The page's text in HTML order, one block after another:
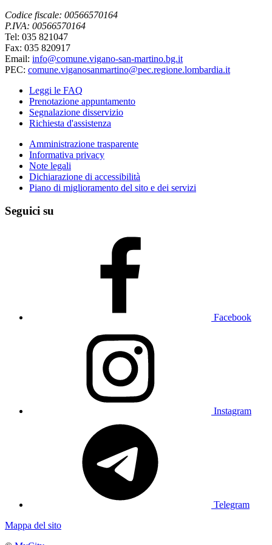
Codice fiscale: 00566570164
P.IVA: 00566570164
Tel: 035 821047
Fax: 035 820917
Email: info@comune.vigano-san-martino.bg.it
PEC: comune.viganosanmartino@pec.regione.lombardia.it
Leggi le FAQ
Prenotazione appuntamento
Segnalazione disservizio
Richiesta d'assistenza
Amministrazione trasparente
Informativa privacy
Note legali
Dichiarazione di accessibilità
Piano di miglioramento del sito e dei servizi
Seguici su
Facebook
Instagram
Telegram
Mappa del sito